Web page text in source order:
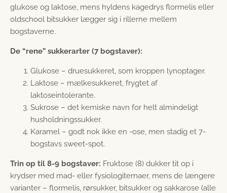
glukose og laktose, mens hyldens kagedrys flormelis eller
oldschool bitsukker lægger sig i rillerne mellem
bogstaverne.
De “rene” sukkerarter (7 bogstaver):
Glukose – druesukkeret, som kroppen lynoptager.
Laktose – mælkesukkeret, frygtet af
laktoseintolerante.
Sukrose – det kemiske navn for helt almindeligt
husholdningssukker.
Karamel – godt nok ikke en -ose, men stadig et 7-
bogstavs sweet-spot.
Trin op til 8-9 bogstaver: Fruktose (8) dukker tit op i
krydser med mad- eller fysiologitemaer, mens de længere
varianter – flormelis, rørsukker, bitsukker og sakkarose (alle